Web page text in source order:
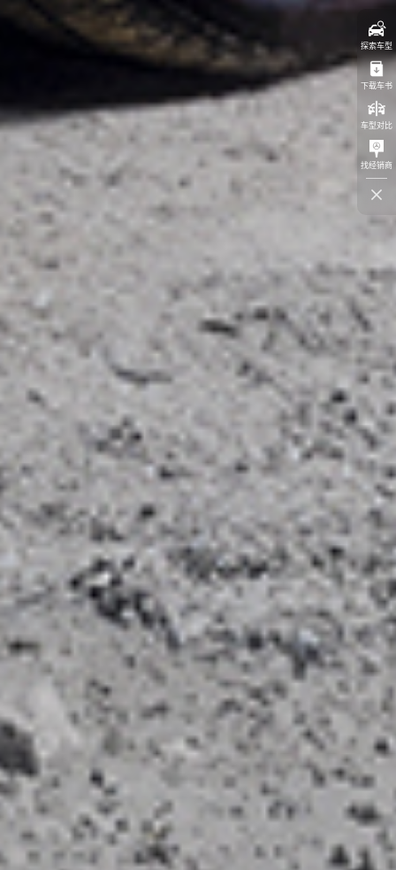
探索车型
下载车书
车型对比
找经销商